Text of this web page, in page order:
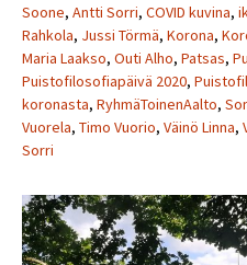
Soone, Antti Sorri, COVID kuvina,
Rahkola, Jussi Törmä, Korona,
Maria Laakso, Outi Alho, Patsas,
Puistofilosofiapäivä 2020,
koronasta, RyhmäToinenAalto,
Vuorela, Timo Vuorio, Väinö Linna,
Sorri